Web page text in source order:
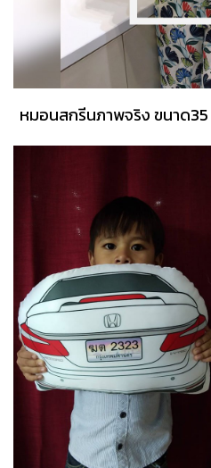
หมอนสกรีนภาพจริง ขนาด